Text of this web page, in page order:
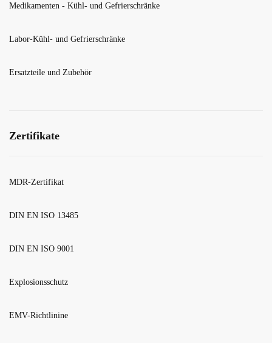
Medikamenten - Kühl- und Gefrierschränke
Labor-Kühl- und Gefrierschränke
Ersatzteile und Zubehör
Zertifikate
MDR-Zertifikat
DIN EN ISO 13485
DIN EN ISO 9001
Explosionsschutz
EMV-Richtlinine